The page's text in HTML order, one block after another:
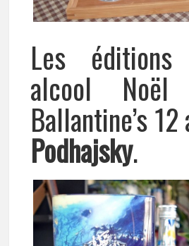
Les éditions
alcool
Ballantine’s 12
Podhajsky.